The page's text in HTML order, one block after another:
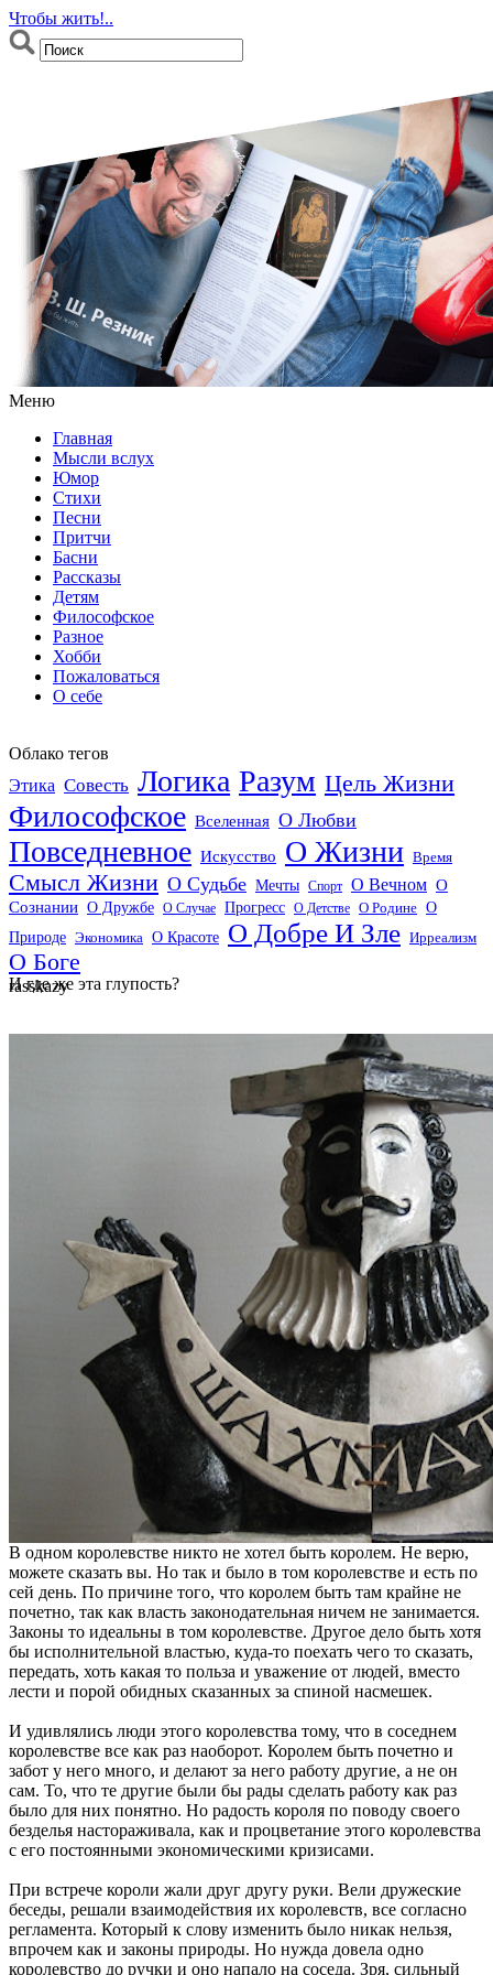
Чтобы жить!..
Меню
Главная
Мысли вслух
Юмор
Стихи
Песни
Притчи
Басни
Рассказы
Детям
Философское
Разное
Хобби
Пожаловаться
О себе
Облако тегов
Этика Совесть Логика Разум Цель Жизни
Философское Вселенная О Любви
Повседневное Искусство О Жизни Время
Смысл Жизни О Судьбе Мечты Спорт О Вечном О
Сознании О Дружбе О Случае Прогресс О Детстве О Родине О
Природе Экономика О Красоте О Добре И Зле Ирреализм
О Боге
rasskazy
И где же эта глупость?
В одном королевстве никто не хотел быть королем. Не верю,
можете сказать вы. Но так и было в том королевстве и есть по
сей день. По причине того, что королем быть там крайне не
почетно, так как власть законодательная ничем не занимается.
Законы то идеальны в том королевстве. Другое дело быть хотя
бы исполнительной властью, куда-то поехать чего то сказать,
передать, хоть какая то польза и уважение от людей, вместо
лести и порой обидных сказанных за спиной насмешек.
И удивлялись люди этого королевства тому, что в соседнем
королевстве все как раз наоборот. Королем быть почетно и
забот у него много, и делают за него работу другие, а не он
сам. То, что те другие были бы рады сделать работу как раз
было для них понятно. Но радость короля по поводу своего
безделья настораживала, как и процветание этого королевства
с его постоянными экономическими кризисами.
При встрече короли жали друг другу руки. Вели дружеские
беседы, решали взаимодействия их королевств, все согласно
регламента. Который к слову изменить было никак нельзя,
впрочем как и законы природы. Но нужда довела одно
королевство до ручки и оно напало на соседа. Зря, сильный